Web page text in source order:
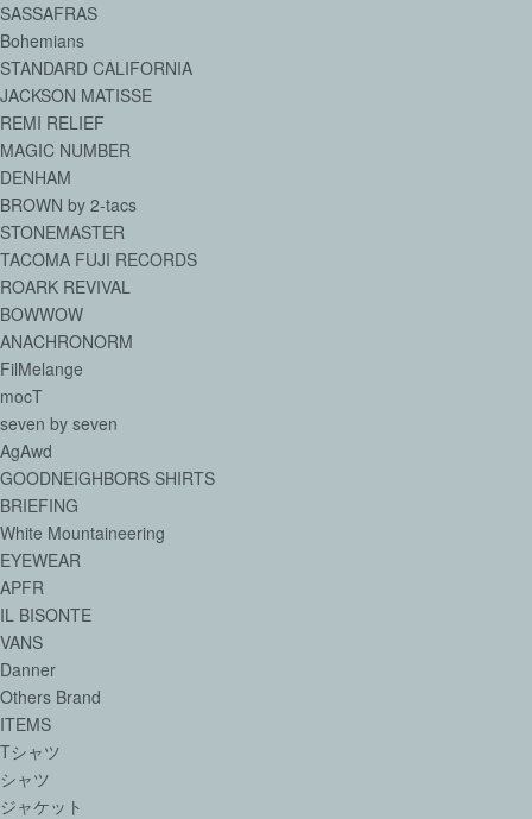
SASSAFRAS
Bohemians
STANDARD CALIFORNIA
JACKSON MATISSE
REMI RELIEF
MAGIC NUMBER
DENHAM
BROWN by 2-tacs
STONEMASTER
TACOMA FUJI RECORDS
ROARK REVIVAL
BOWWOW
ANACHRONORM
FilMelange
mocT
seven by seven
AgAwd
GOODNEIGHBORS SHIRTS
BRIEFING
White Mountaineering
EYEWEAR
APFR
IL BISONTE
VANS
Danner
Others Brand
ITEMS
Tシャツ
シャツ
ジャケット